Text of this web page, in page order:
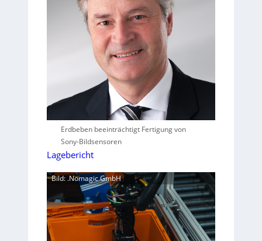
Erdbeben beeinträchtigt Fertigung von
Sony-Bildsensoren
Lagebericht
Bild: .Nomagic GmbH